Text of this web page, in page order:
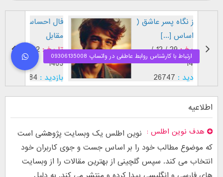
تاریخ :
1403
طرز نگاه پسر عاشق (
بر اساس [...]
تاریخ :
29 / 12 /
1402
بازدید :
26747
اطلاعیه
هدف نوین اطلس
نوین اطلس یک وبسایت پژوهشی است
که موضوع مطالب خود را بر اساس جست و جوی کاربران خود
انتخاب می کند. سپس گلچینی از بهترین مقالات را از وبسایت